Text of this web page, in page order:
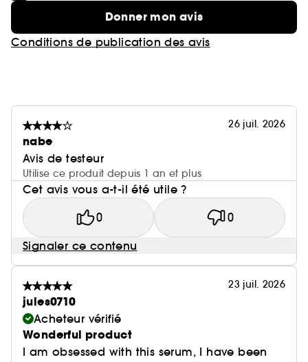
Donner mon avis
Conditions de publication des avis
26 juil. 2026
nabe
Avis de testeur
Utilise ce produit depuis 1 an et plus
Cet avis vous a-t-il été utile ?
0 0
Signaler ce contenu
23 juil. 2026
jules0710
Acheteur vérifié
Wonderful product
I am obsessed with this serum, I have been